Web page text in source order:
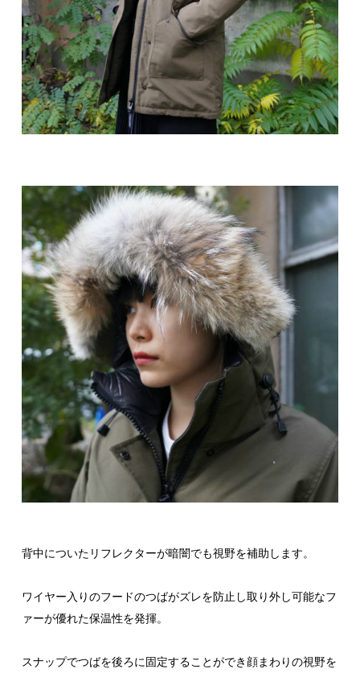
背中についたリフレクターが暗闇でも視野を補助します。
ワイヤー入りのフードのつばがズレを防止し取り外し可能なフ
ァーが優れた保温性を発揮。
スナップでつばを後ろに固定することができ顔まわりの視野を